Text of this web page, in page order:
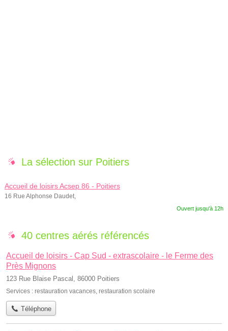
La sélection sur Poitiers
Accueil de loisirs Acsep 86 - Poitiers
16 Rue Alphonse Daudet,
Ouvert jusqu'à 12h
40 centres aérés référencés
Accueil de loisirs - Cap Sud - extrascolaire - le Ferme des
Près Mignons
123 Rue Blaise Pascal, 86000 Poitiers
Services : restauration vacances, restauration scolaire
Téléphone